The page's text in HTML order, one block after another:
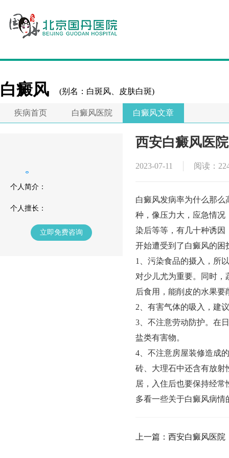
白癜风 (别名：白斑风、皮肤白斑)
疾病首页 白癜风医院 白癜风文章
个人简介：
个人擅长：
立即免费咨询
西安白癜风医
2023-07-11 阅读：
白癜风发病率为什么那
种，像压力大，应急情况
染后等等，有几十种诱因
开始遭受到了白癜风的困
1、污染食品的摄入，所
对少儿尤为重要。同时，
后食用，能削皮的水果要
2、有害气体的吸入，建
3、不注意劳动防护。在
盐类有害物。
4、不注意房屋装修造成
砖、大理石中还含有放射
居，入住后也要保持经
多看一些关于白癜风病
上一篇：西安白癜风医